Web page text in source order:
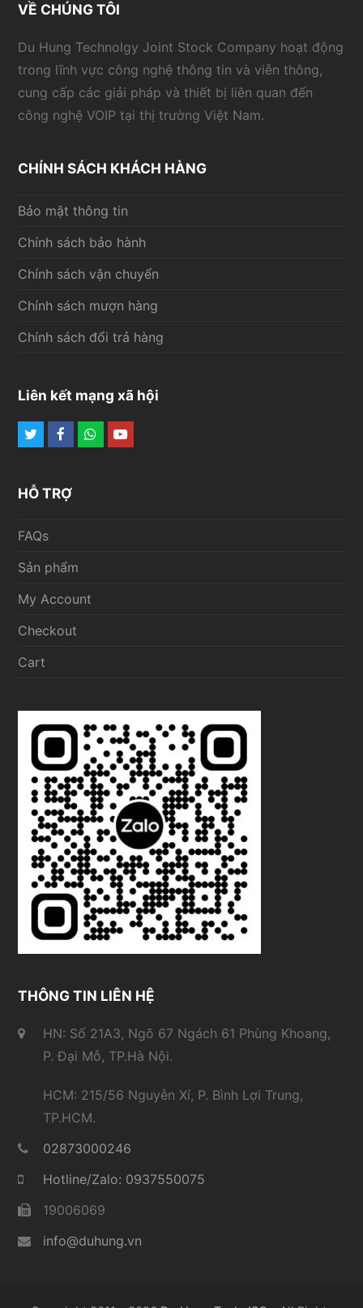
VỀ CHÚNG TÔI
Du Hung Technolgy Joint Stock Company hoạt động
trong lĩnh vực công nghệ thông tin và viễn thông,
cung cấp các giải pháp và thiết bị liên quan đến
công nghệ VOIP tại thị trường Việt Nam.
CHÍNH SÁCH KHÁCH HÀNG
Bảo mật thông tin
Chính sách bảo hành
Chính sách vận chuyển
Chính sách mượn hàng
Chính sách đổi trả hàng
Liên kết mạng xã hội
TwitterFacebook
Whatsapp
Youtube
HỖ TRỢ
FAQs
Sản phẩm
My Account
Checkout
Cart
THÔNG TIN LIÊN HỆ
HN: Số 21A3, Ngõ 67 Ngách 61 Phùng Khoang,
P. Đại Mỗ, TP.Hà Nội.
HCM: 215/56 Nguyễn Xí, P. Bình Lợi Trung,
TP.HCM.
02873000246
Hotline/Zalo: 0937550075
19006069
info@duhung.vn